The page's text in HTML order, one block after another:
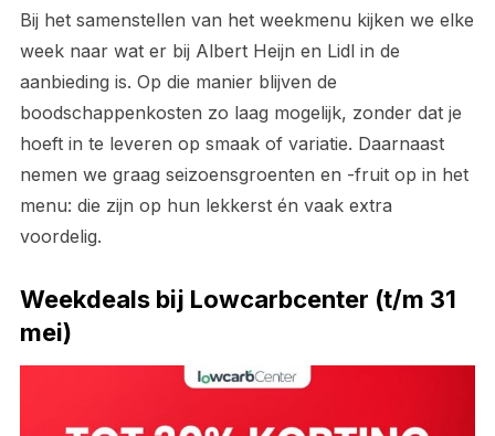
Bij het samenstellen van het weekmenu kijken we elke
week naar wat er bij Albert Heijn en Lidl in de
aanbieding is. Op die manier blijven de
boodschappenkosten zo laag mogelijk, zonder dat je
hoeft in te leveren op smaak of variatie. Daarnaast
nemen we graag seizoensgroenten en -fruit op in het
menu: die zijn op hun lekkerst én vaak extra
voordelig.
Weekdeals bij Lowcarbcenter (t/m 31
mei)